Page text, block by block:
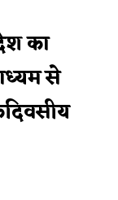
का
से